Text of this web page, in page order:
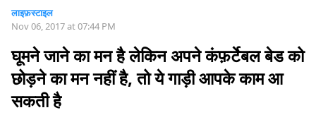
लाइफ़स्टाइल
Nov 06, 2017 at 07:44 PM
घूमने जाने का मन है लेकिन अपने कंफ़र्टेबल बेड को
छोड़ने का मन नहीं है, तो ये गाड़ी आपके काम आ
सकती है